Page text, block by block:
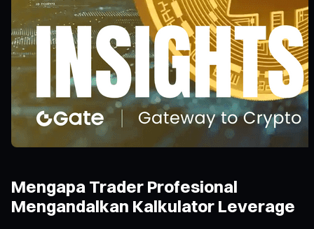
Mengapa Trader Profesional
Mengandalkan Kalkulator Leverage